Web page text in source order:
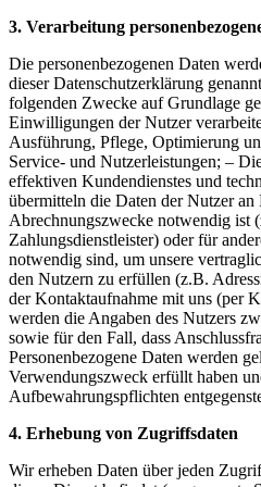
3. Verarbeitung
Die personenbezogenen Daten
dieser Datenschutzerklärung
folgenden Zwecke auf Grundlage
Einwilligungen der Nutzer
Ausführung, Pflege, Optimierung
Service- und Nutzerleistungen; –
effektiven Kundendienstes und
übermitteln die Daten der Nutzer
Abrechnungszwecke notwendig ist
Zahlungsdienstleister) oder für
notwendig sind, um unsere
den Nutzern zu erfüllen (z.B.
der Kontaktaufnahme mit uns (per
werden die Angaben des Nutzers
sowie für den Fall, dass
Personenbezogene Daten werden
Verwendungszweck erfüllt haben
Aufbewahrungspflichten
4. Erhebung von Zugriffsdaten
Wir erheben Daten über jeden